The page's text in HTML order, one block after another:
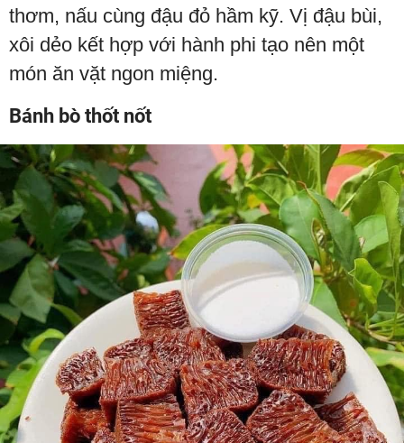
thơm, nấu cùng đậu đỏ hầm kỹ. Vị đậu bùi,
xôi dẻo kết hợp với hành phi tạo nên một
món ăn vặt ngon miệng.
Bánh bò thốt nốt